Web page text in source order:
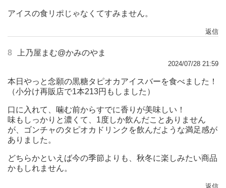
アイスの食リポじゃなくてすみません。
返信
8 上乃屋まむ@かみのやま
2024/07/28 21:59
本日やっと念願の黒糖タピオカアイスバーを食べました！
（小分け再販店で1本213円もしました）
口に入れて、噛む前からすでに香りが美味しい！
味もしっかりと濃くて、1度しか飲んだことありません
が、ゴンチャのタピオカドリンクを飲んだような満足感が
ありました。
どちらかといえば今の季節よりも、秋冬に楽しみたい商品
かもしれません。
返信